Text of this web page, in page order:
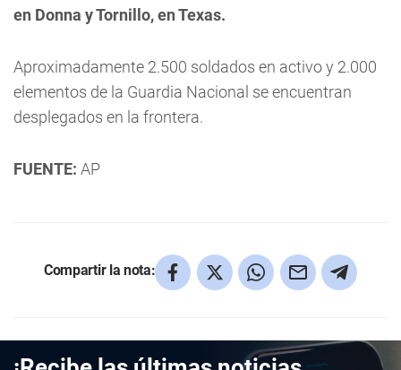
en Donna y Tornillo, en Texas.
Aproximadamente 2.500 soldados en activo y 2.000
elementos de la Guardia Nacional se encuentran
desplegados en la frontera.
FUENTE: AP
Compartir la nota: